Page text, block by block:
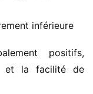
inférieure
positifs,
et la facilité de